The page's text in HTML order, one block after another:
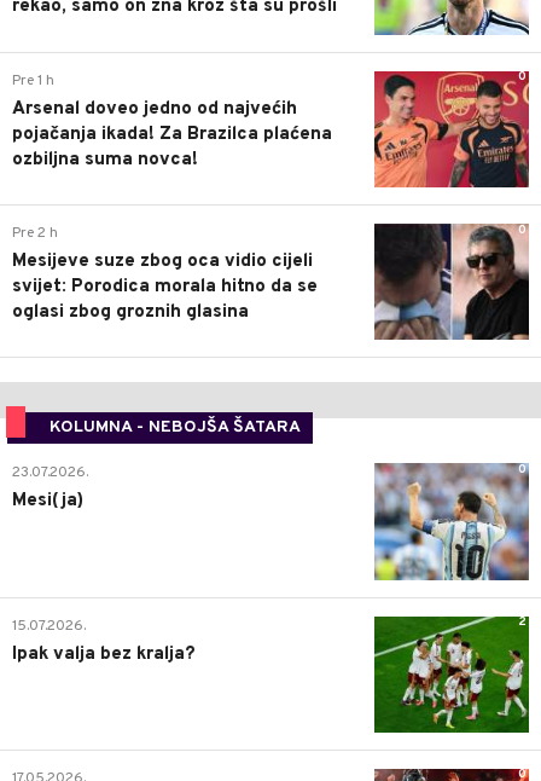
rekao, samo on zna kroz šta su prošli
0
Pre 1 h
Arsenal doveo jedno od najvećih
pojačanja ikada! Za Brazilca plaćena
ozbiljna suma novca!
0
Pre 2 h
Mesijeve suze zbog oca vidio cijeli
svijet: Porodica morala hitno da se
oglasi zbog groznih glasina
KOLUMNA - NEBOJŠA ŠATARA
0
23.07.2026.
Mesi(ja)
2
15.07.2026.
Ipak valja bez kralja?
0